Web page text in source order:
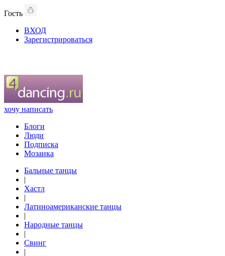
Гость
ВХОД
Зарегистрироваться
хочу написать
Блоги
Люди
Подписка
Мозаика
Бальные танцы
|
Хастл
|
Латиноамериканские танцы
|
Народные танцы
|
Свинг
|